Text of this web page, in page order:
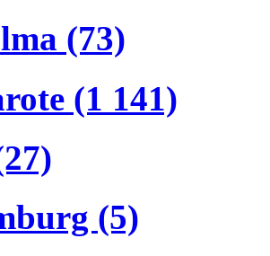
(73)
(1 141)
(5)